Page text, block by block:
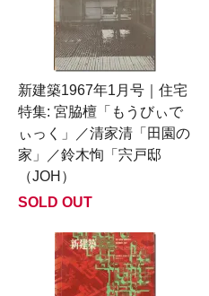
新建築1967年1月号｜住宅
特集: 宮脇檀「もうびぃで
ぃっく」／清家清「田園の
家」／鈴木恂「宍戸邸
（JOH）
SOLD OUT